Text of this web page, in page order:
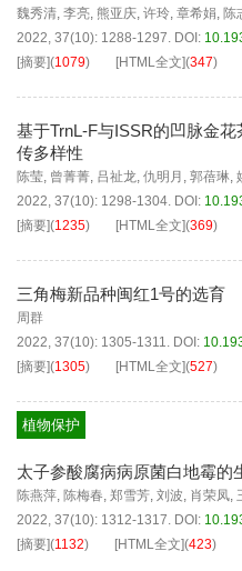
魏秀清, 李亮, 熊亚庆, 许玲, 章希娟, 陈
2022, 37(10): 1288-1297. DOI:
[摘要](1079) [HTML全文](347)
基于TrnL-F与ISSR的凹脉金
传多样性
陈莹, 曾菁菁, 吕祉龙, 仇明月 , 郭蓓琳,
2022, 37(10): 1298-1304. DOI:
[摘要](1235) [HTML全文](369)
三角梅新品种闽红1号的选育
周群
2022, 37(10): 1305-1311. DOI:
[摘要](1305) [HTML全文](527)
植物保护
太子参酸腐病病原菌白地霉的
陈燕萍, 陈梅春, 郑雪芳, 刘波, 肖荣凤,
2022, 37(10): 1312-1317. DOI:
[摘要](1132) [HTML全文](423)